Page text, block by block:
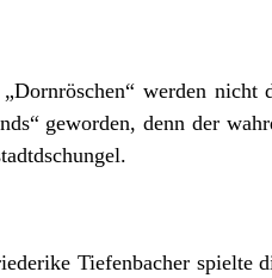
werden
geworden, denn der
Tiefenbacher